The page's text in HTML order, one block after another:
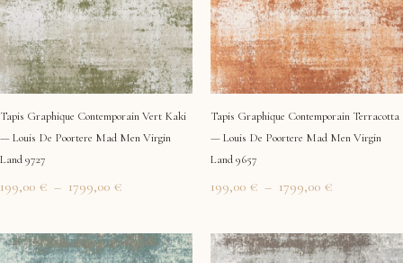
Tapis Graphique Contemporain Vert Kaki
— Louis De Poortere Mad Men Virgin
Land 9727
199,00 € – 1799,00 €
Tapis Graphique Contemporain Terracotta
— Louis De Poortere Mad Men Virgin
Land 9657
199,00 € – 1799,00 €
Plage
Plage